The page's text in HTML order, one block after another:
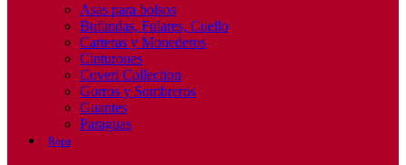
Asas para bolsos
Bufandas, Fulares, Cuello
Carteras y Monederos
Cinturones
Coveri Collection
Gorros y Sombreros
Guantes
Paraguas
Ropa